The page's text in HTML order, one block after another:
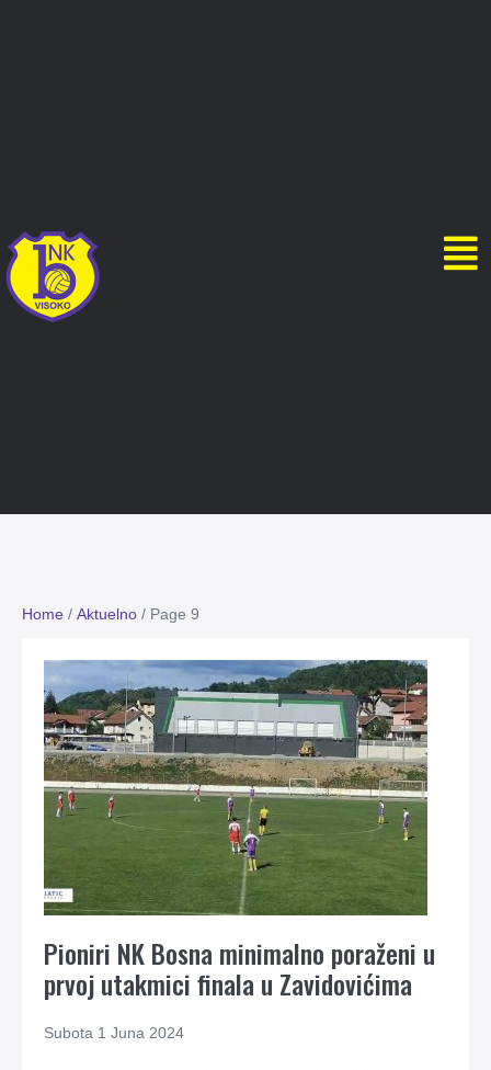
Home / Aktuelno / Page 9
Pioniri NK Bosna minimalno poraženi u
prvoj utakmici finala u Zavidovićima
Subota 1 Juna 2024